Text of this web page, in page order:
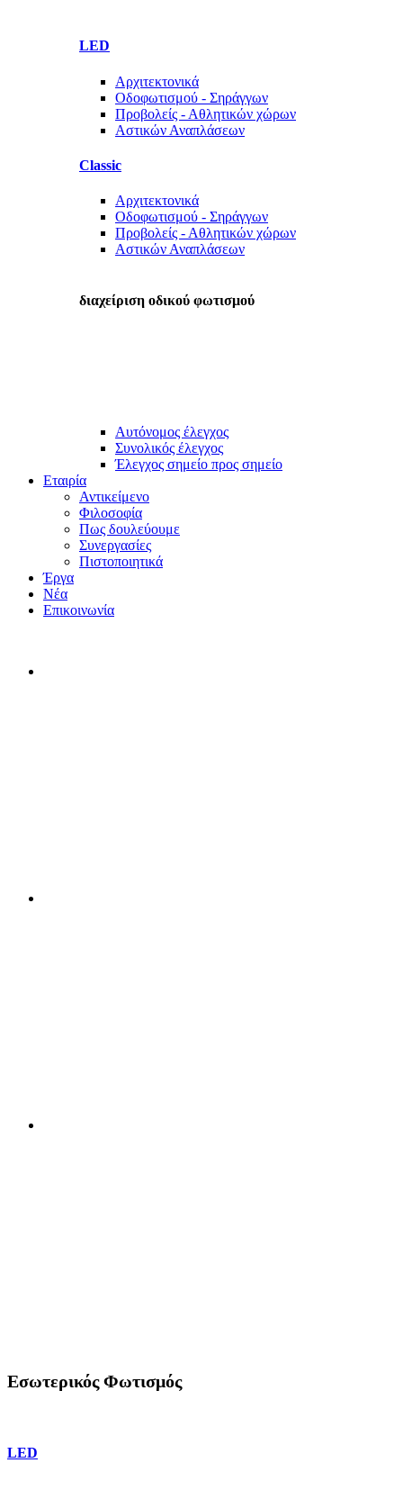
LED
Αρχιτεκτονικά
Οδοφωτισμού - Σηράγγων
Προβολείς - Αθλητικών χώρων
Αστικών Αναπλάσεων
Classic
Αρχιτεκτονικά
Οδοφωτισμού - Σηράγγων
Προβολείς - Αθλητικών χώρων
Αστικών Αναπλάσεων
διαχείριση οδικού φωτισμού
Αυτόνομος έλεγχος
Συνολικός έλεγχος
Έλεγχος σημείο προς σημείο
Εταιρία
Αντικείμενο
Φιλοσοφία
Πως δουλεύουμε
Συνεργασίες
Πιστοποιητικά
Έργα
Νέα
Επικοινωνία
Εσωτερικός Φωτισμός
LED